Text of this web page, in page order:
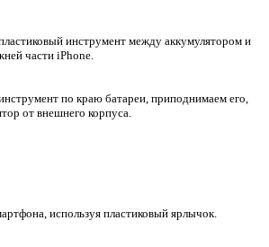
инструмент между аккумулятором и
части iPhone.
по краю батареи, приподнимаем его,
от внешнего корпуса.
используя пластиковый ярлычок.